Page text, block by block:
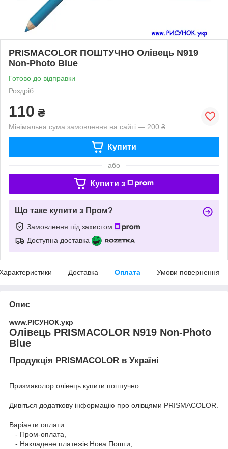
PRISMACOLOR ПОШТУЧНО Олівець N919
Non-Photo Blue
Готово до відправки
Роздріб
110 ₴
Мінімальна сума замовлення на сайті — 200 ₴
Купити
або
Купити з
Що таке купити з Пром?
Замовлення під захистом
Доступна доставка
Доставка Оплата Умови повернення
Опис
www.РІСУНОК.укр
Олівець PRISMACOLOR N919 Non-Photo
Blue
Продукція PRISMACOLOR в Україні
Призмаколор олівець купити поштучно.
Дивіться додаткову інформацію про олівцями PRISMACOLOR.
Варіанти оплати:
- Пром-оплата,
- Накладене платежів Нова Пошти;